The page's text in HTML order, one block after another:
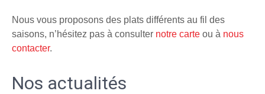
Nous vous proposons des plats différents au fil des
saisons, n’hésitez pas à consulter notre carte ou à nous
contacter.
Nos actualités